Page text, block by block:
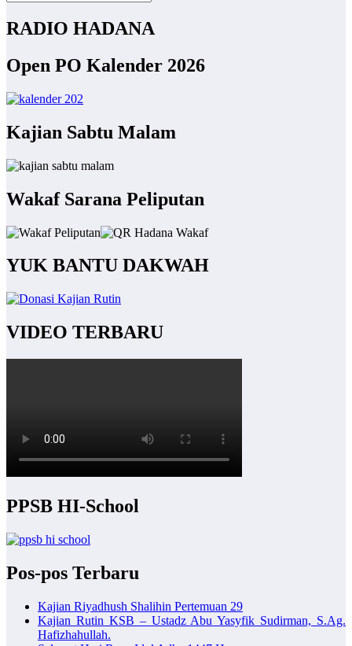
RADIO HADANA
Open PO Kalender 2026
Kajian Sabtu Malam
Wakaf Sarana Peliputan
YUK BANTU DAKWAH
VIDEO TERBARU
PPSB HI-School
Pos-pos Terbaru
Kajian Riyadhush Shalihin Pertemuan 29
Kajian Rutin KSB – Ustadz Abu Yasyfik Sudirman, S.Ag.
Hafizhahullah.